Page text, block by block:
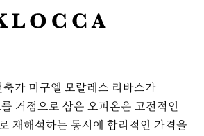
가 미구엘 모랄레스 리바스가
거점으로 삼은 오피온은 고전적인
재해석하는 동시에 합리적인 가격을